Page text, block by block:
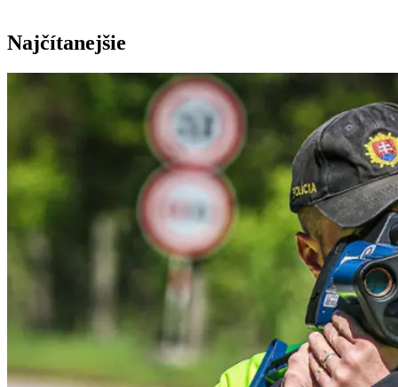
Najčítanejšie